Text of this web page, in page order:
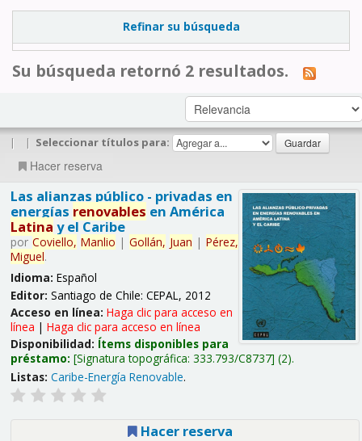
Refinar su búsqueda
Su búsqueda retornó 2 resultados.
| | Seleccionar títulos para:
Hacer reserva
Las alianzas público - privadas en
energías renovables en América
Latina y el Caribe
por Coviello, Manlio | Gollán, Juan | Pérez,
Miguel.
Idioma: Español
Editor: Santiago de Chile: CEPAL, 2012
Acceso en línea: Haga clic para acceso en
línea | Haga clic para acceso en línea
Disponibilidad: Ítems disponibles para
préstamo: Signatura topográfica: 333.793/C8737 (2).
Listas: Caribe-Energía Renovable.
Hacer reserva